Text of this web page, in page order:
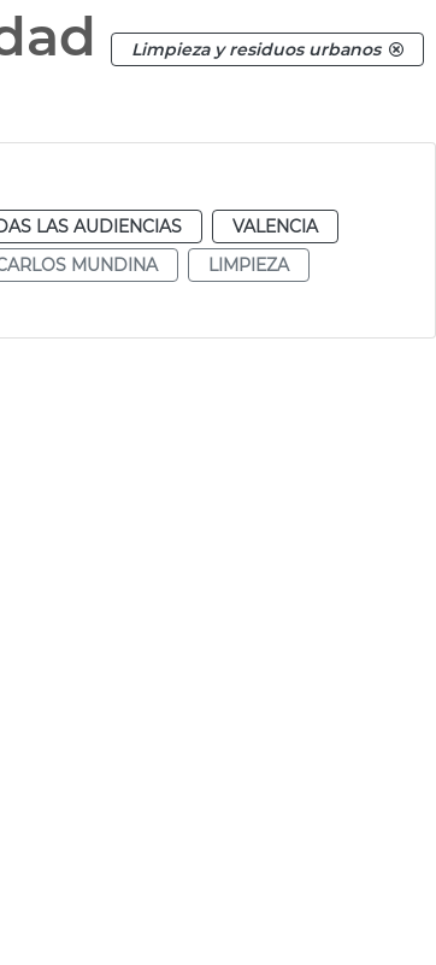
Limpieza y residuos urbanos
LAS AUDIENCIAS
VALENCIA
MUNDINA
LIMPIEZA